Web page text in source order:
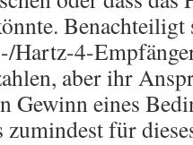
Hartz-4-
aber ihr
Gewinn eines
für